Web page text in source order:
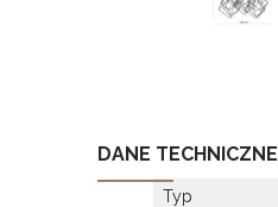
DANE TECHNICZNE
Typ